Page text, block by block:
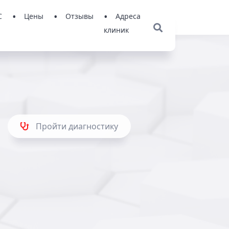
Цены Отзывы
Адреса
клиник
Пройти диагностику